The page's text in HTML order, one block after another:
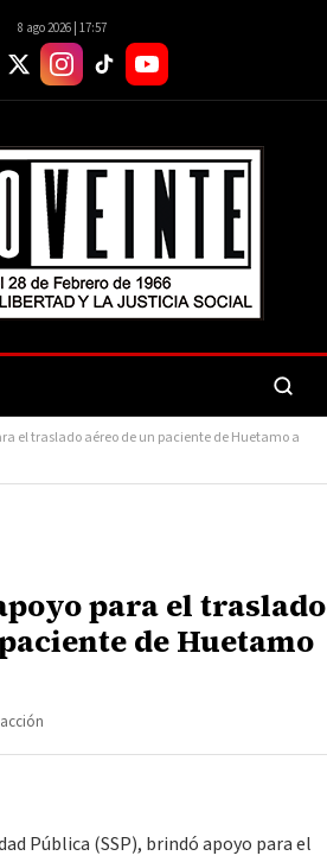
8 ago 2026 | 17:57
el traslado aéreo de un paciente de Huetamo a
para el traslado
de Huetamo
Pública (SSP), brindó apoyo para el